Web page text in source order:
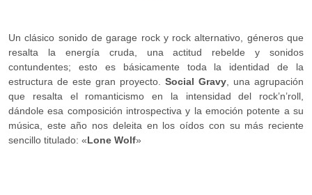
Un clásico sonido de garage rock y rock alternativo, géneros que
resalta la energía cruda, una actitud rebelde y sonidos
contundentes; esto es básicamente toda la identidad de la
estructura de este gran proyecto. Social Gravy , una agrupación
que resalta el romanticismo en la intensidad del rock’n’roll,
dándole esa composición introspectiva y la emoción potente a su
música, este año nos deleita en los oídos con su más reciente
sencillo titulado: «Lone Wolf»